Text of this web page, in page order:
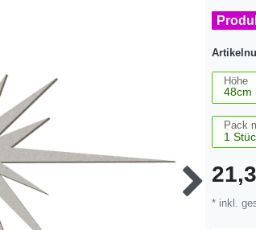
Höhe
Pack
* inkl.